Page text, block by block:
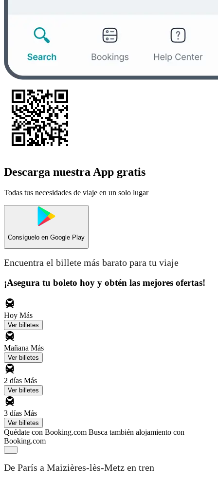
Descarga nuestra App gratis
Todas tus necesidades de viaje en un solo lugar
Consíguelo en Google Play
Encuentra el billete más barato para tu viaje
¡Asegura tu boleto hoy y obtén las mejores ofertas!
Hoy Más
Ver billetes
Mañana Más
Ver billetes
2 días Más
Ver billetes
3 días Más
Ver billetes
Quédate con Booking.com Busca también alojamiento con
Booking.com
De París a Maizières-lès-Metz en tren